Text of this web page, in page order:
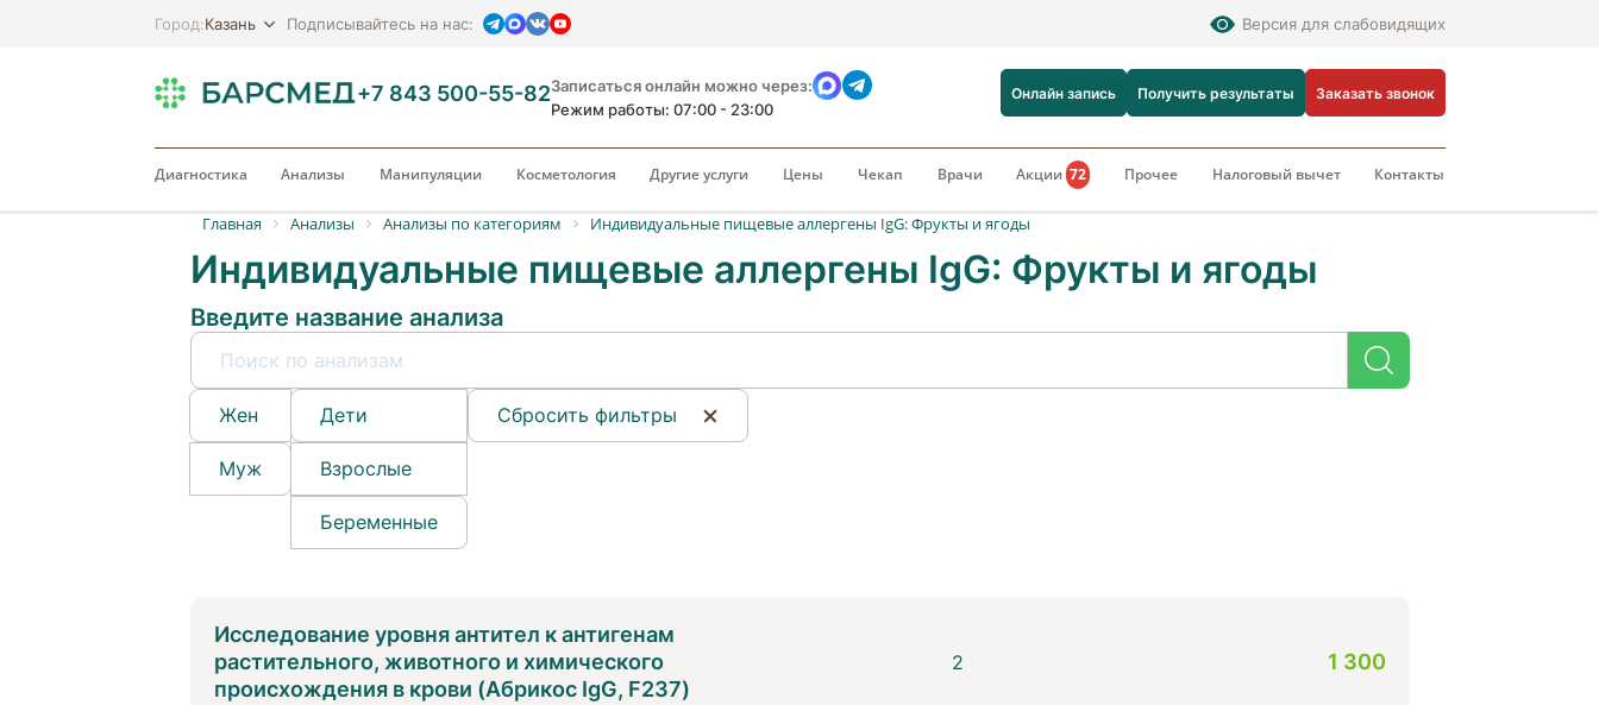
Город:Казань Подписывайтесь на нас: Версия для слабовидящих
+7 843 500-55-82Записаться онлайн можно через:
Режим работы: 07:00 - 23:00
Онлайн запись Получить результаты Заказать звонок
Диагностика Анализы Манипуляции Косметология Другие услуги Цены Чекап Врачи Акции72 Прочее Налоговый вычет Контакты
Главная Анализы Анализы по категориям Индивидуальные пищевые аллергены IgG: Фрукты и ягоды
Индивидуальные пищевые аллергены IgG: Фрукты и ягоды
Введите название анализа
Жен
Муж
Дети
Взрослые
Беременные
Сбросить фильтры
Исследование уровня антител к антигенам
растительного, животного и химического
происхождения в крови (Абрикос IgG, F237)
2 1 300